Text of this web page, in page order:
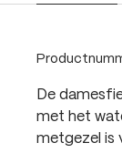
De
met het
metgezel is